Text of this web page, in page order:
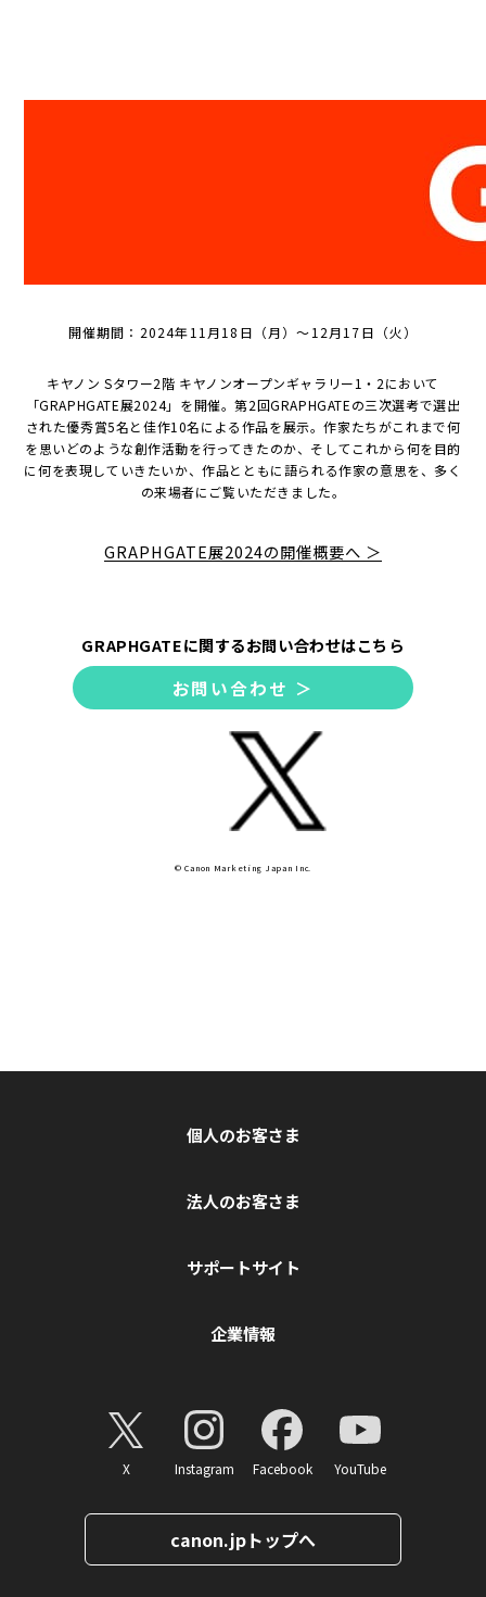
開催期間：2024年11月18日（月）～12月17日（火）
キヤノン Sタワー2階 キヤノンオープンギャラリー1・2において
「GRAPHGATE展2024」を開催。第2回GRAPHGATEの三次選考で選出
された優秀賞5名と佳作10名による作品を展示。作家たちがこれまで何
を思いどのような創作活動を行ってきたのか、そしてこれから何を目的
に何を表現していきたいか、作品とともに語られる作家の意思を、多く
の来場者にご覧いただきました。
GRAPHGATE展2024の開催概要へ ＞
GRAPHGATEに関するお問い合わせはこちら
お問い合わせ ＞
© Canon Marketing Japan Inc.
個人のお客さま
法人のお客さま
サポートサイト
企業情報
X Instagram Facebook YouTube
canon.jpトップへ